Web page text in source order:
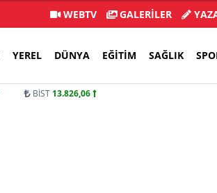
İstifa sayısı 232'yi buldu, 28 ilde
WEBTV GALERİLER
YEREL DÜNYA EĞITIM SAĞLIK
BİST 13.826,06